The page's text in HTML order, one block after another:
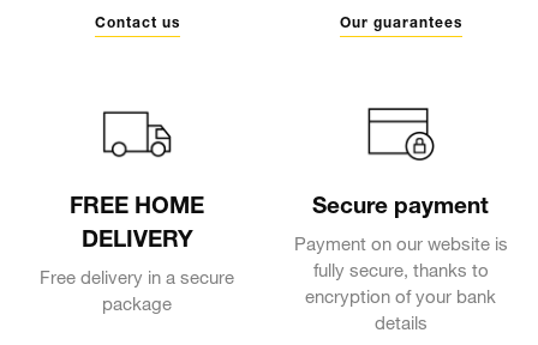
Contact us Our guarantees
FREE HOME
DELIVERY
Free delivery in a secure
package
Secure payment
Payment on our website is
fully secure, thanks to
encryption of your bank
details